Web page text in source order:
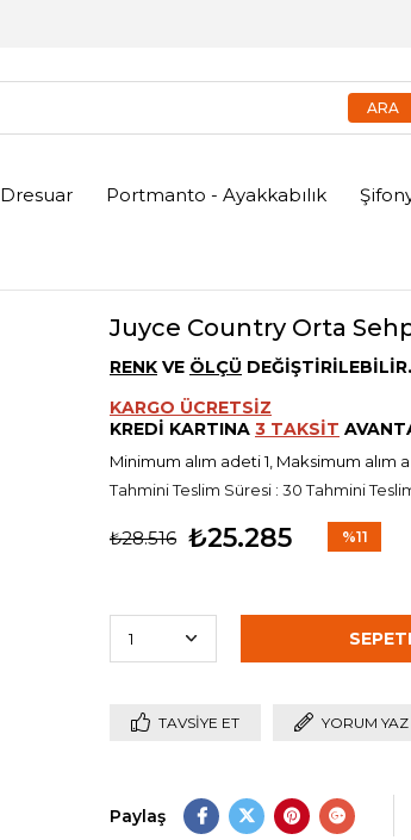
Dresuar Portmanto - Ayakkabılık
Juyce Country Orta
RENK VE ÖLÇÜ
KARGO ÜCRETSİZ
KREDİ KARTINA 3 TAKSİT
Minimum alım adeti 1, Maksimum alım
Tahmini Teslim Süresi : 30 Tahmini
₺28.516 ₺25.285 %11
TAVSIYE ET YORUM YAZ
Paylaş